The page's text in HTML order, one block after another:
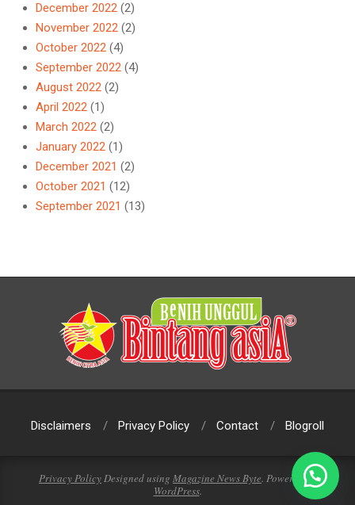
December 2022 (2)
November 2022 (2)
October 2022 (4)
September 2022 (4)
August 2022 (2)
April 2022 (1)
March 2022 (2)
January 2022 (1)
December 2021 (2)
October 2021 (12)
September 2021 (13)
Disclaimers Privacy Policy Contact Blogroll
Privacy PolicyDesigned using Magazine News Byte. Powered by
WordPress.